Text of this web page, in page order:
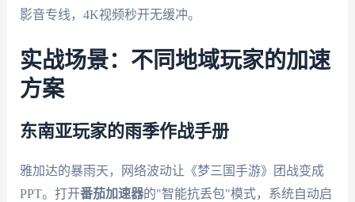
影音专线，4K视频秒开无缓冲。
实战场景：不同地域玩家的加速
方案
东南亚玩家的雨季作战手册
雅加达的暴雨天，网络波动让《梦三国手游》团战变成
PPT。打开番茄加速器的"智能抗丢包"模式，系统自动启